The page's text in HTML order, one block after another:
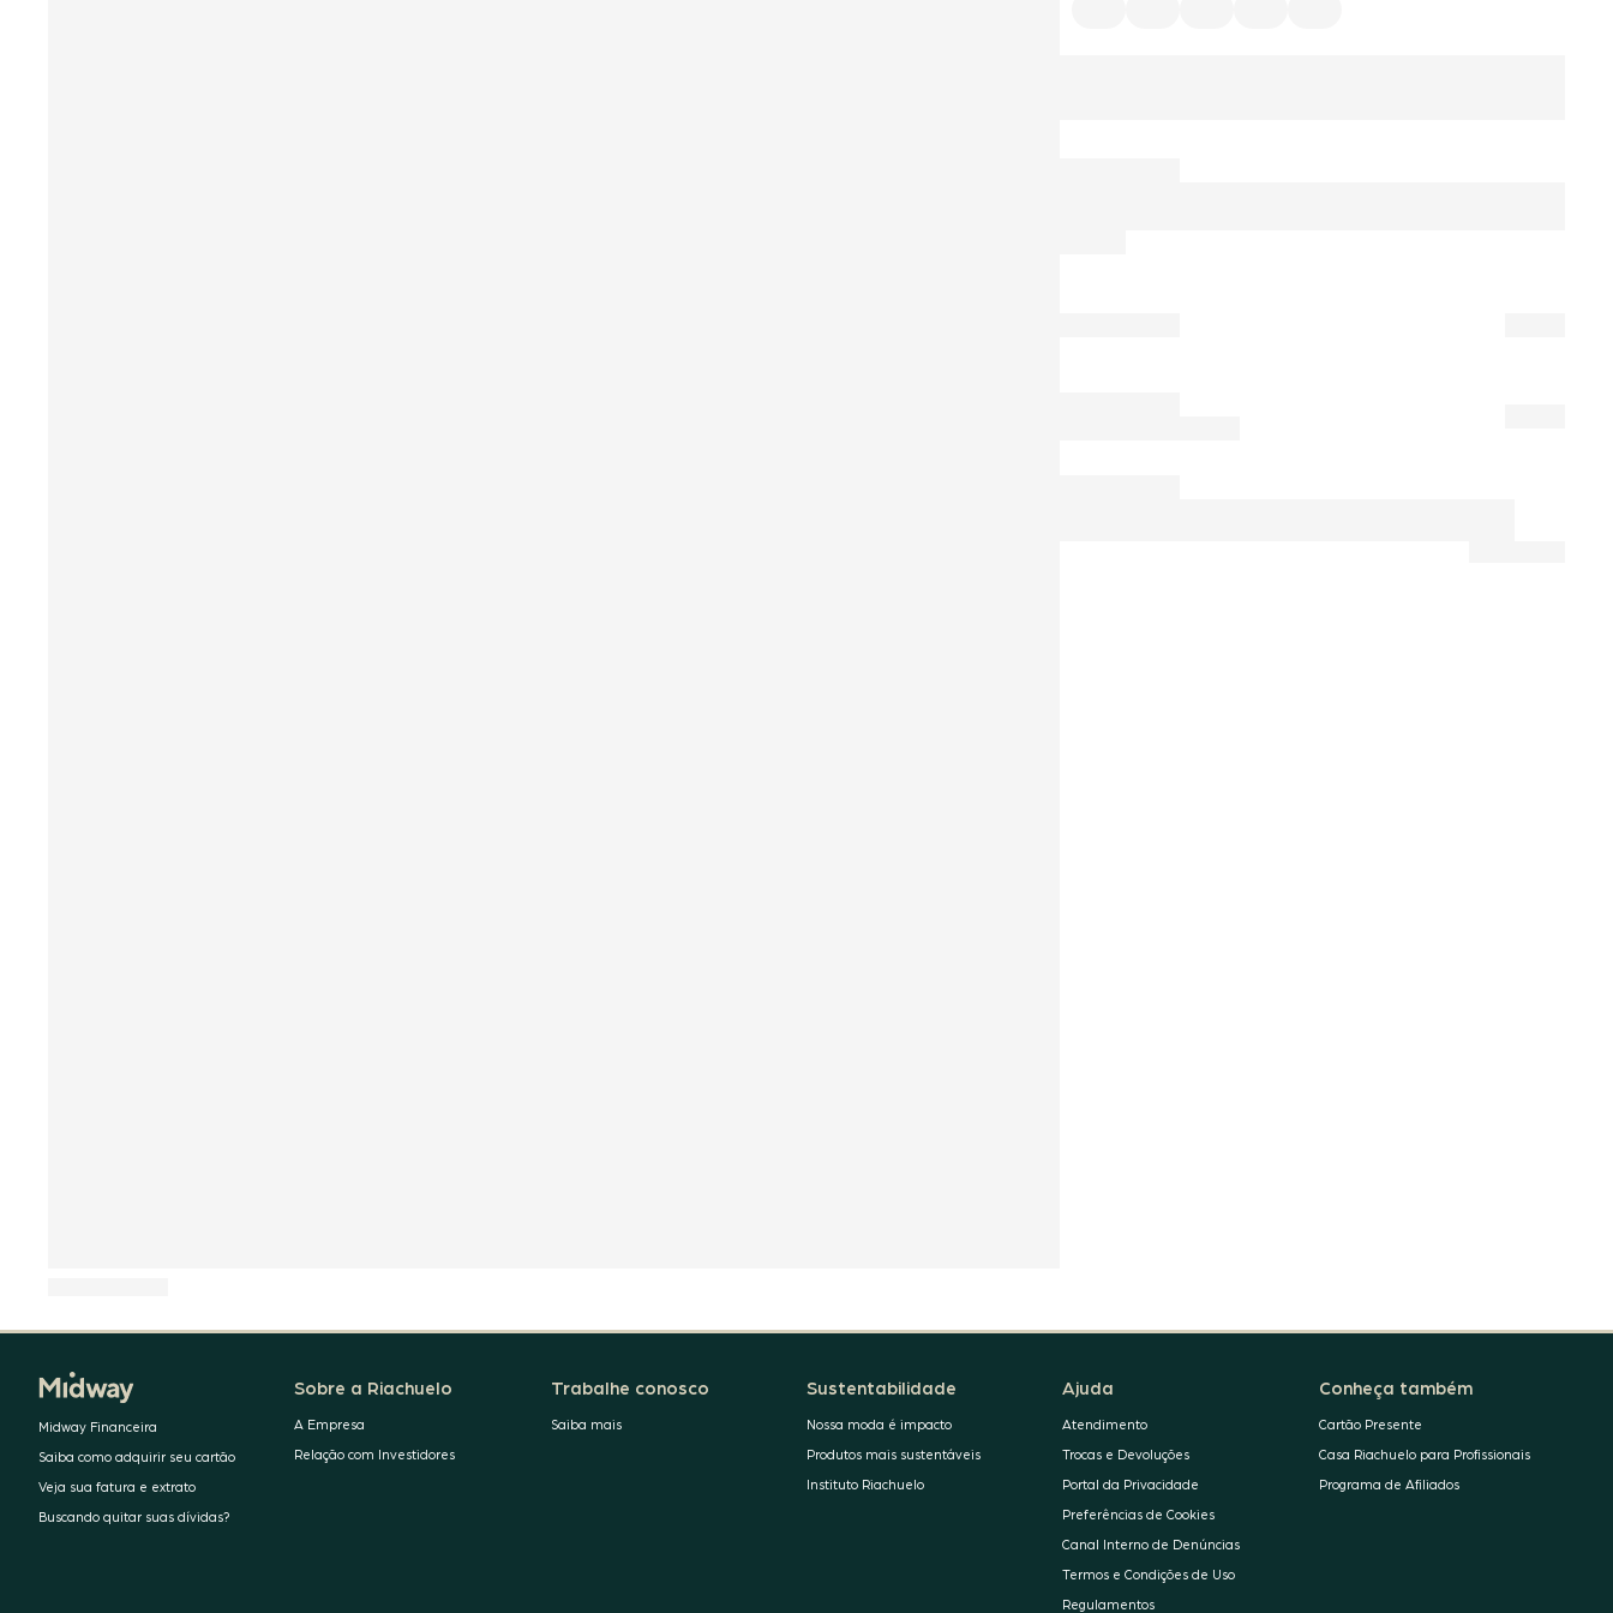
Midway Financeira
Saiba como adquirir seu cartão
Veja sua fatura e extrato
Buscando quitar suas dívidas?
Sobre a Riachuelo
A Empresa
Relação com Investidores
Trabalhe conosco
Saiba mais
Sustentabilidade
Nossa moda é impacto
Produtos mais sustentáveis
Instituto Riachuelo
Ajuda
Atendimento
Trocas e Devoluções
Portal da Privacidade
Preferências de Cookies
Canal Interno de Denúncias
Termos e Condições de Uso
Regulamentos
Conheça também
Cartão Presente
Casa Riachuelo para Profissionais
Programa de Afiliados